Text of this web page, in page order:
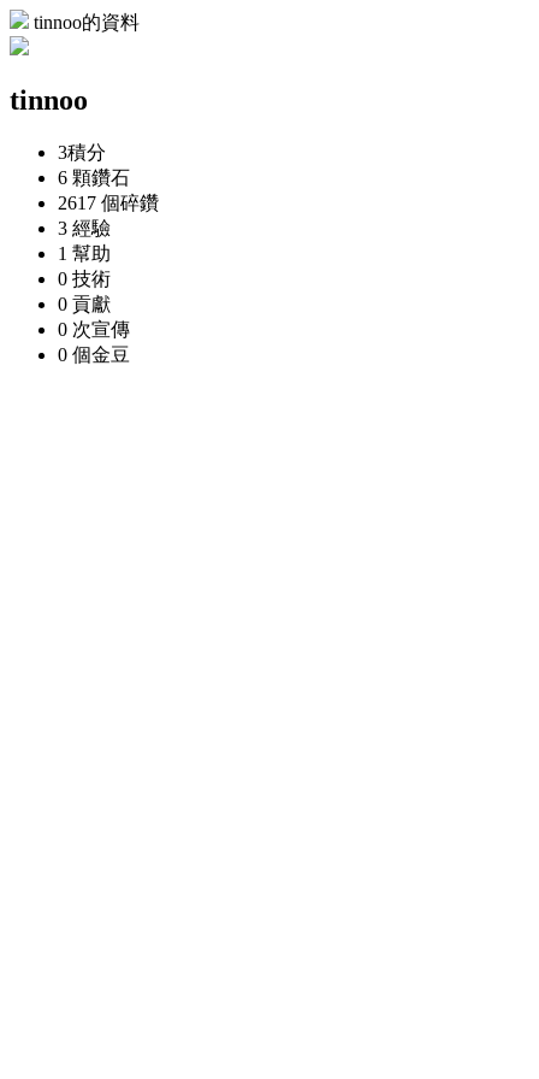
tinnoo的資料
tinnoo
3積分
6 顆鑽石
2617 個碎鑽
3 經驗
1 幫助
0 技術
0 貢獻
0 次宣傳
0 個金豆